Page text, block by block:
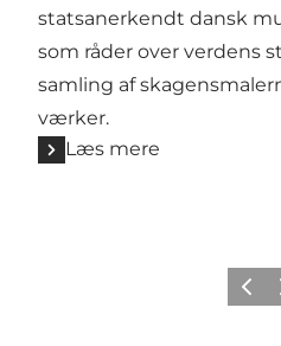
statsanerkendt dansk
som råder over verdens
samling af
værker.
Læs mere